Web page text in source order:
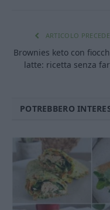
ARTICOLO
Brownies keto con
latte: ricetta senza
POTREBBERO